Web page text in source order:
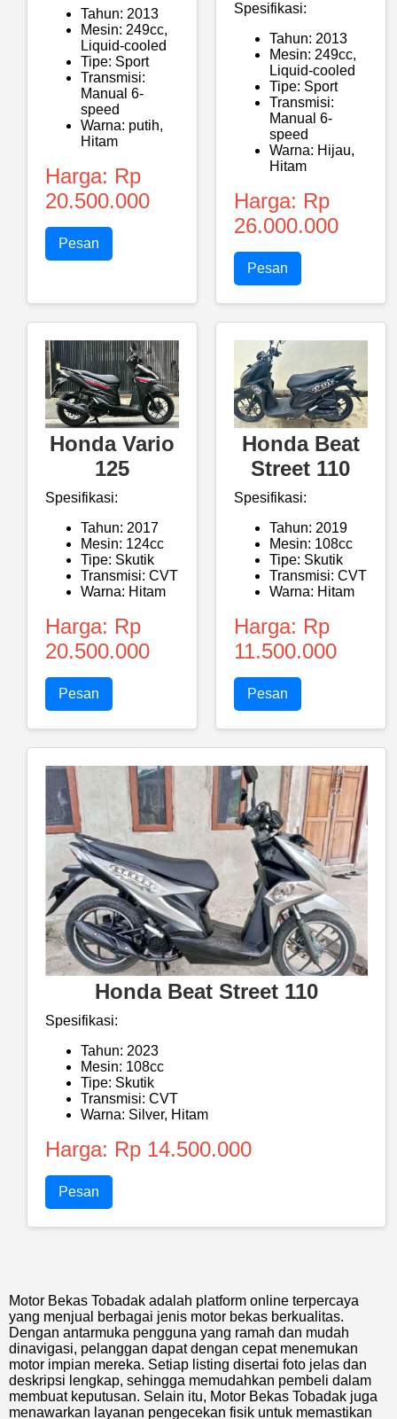
Tahun: 2013
Mesin: 249cc,
Liquid-cooled
Tipe: Sport
Transmisi:
Manual 6-
speed
Warna: putih,
Hitam
Harga: Rp
20.500.000
Pesan
Spesifikasi:
Tahun: 2013
Mesin: 249cc,
Liquid-cooled
Tipe: Sport
Transmisi:
Manual 6-
speed
Warna: Hijau,
Hitam
Harga: Rp
26.000.000
Pesan
Honda Vario
125
Spesifikasi:
Tahun: 2017
Mesin: 124cc
Tipe: Skutik
Transmisi: CVT
Warna: Hitam
Harga: Rp
20.500.000
Pesan
Honda Beat
Street 110
Spesifikasi:
Tahun: 2019
Mesin: 108cc
Tipe: Skutik
Transmisi: CVT
Warna: Hitam
Harga: Rp
11.500.000
Pesan
Honda Beat Street 110
Spesifikasi:
Tahun: 2023
Mesin: 108cc
Tipe: Skutik
Transmisi: CVT
Warna: Silver, Hitam
Harga: Rp 14.500.000
Pesan
Motor Bekas Tobadak adalah platform online terpercaya
yang menjual berbagai jenis motor bekas berkualitas.
Dengan antarmuka pengguna yang ramah dan mudah
dinavigasi, pelanggan dapat dengan cepat menemukan
motor impian mereka. Setiap listing disertai foto jelas dan
deskripsi lengkap, sehingga memudahkan pembeli dalam
membuat keputusan. Selain itu, Motor Bekas Tobadak juga
menawarkan layanan pengecekan fisik untuk memastikan